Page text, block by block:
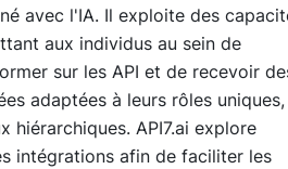
avec l'IA. Il exploite des
aux individus au sein de
sur les API et de recevoir
adaptées à leurs rôles uniques,
hiérarchiques. API7.ai explore
intégrations afin de faciliter les